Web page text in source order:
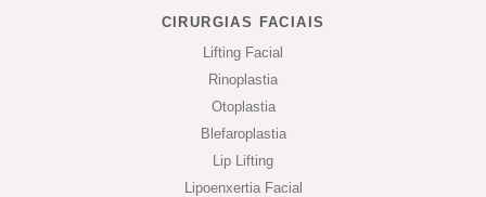
CIRURGIAS FACIAIS
Lifting Facial
Rinoplastia
Otoplastia
Blefaroplastia
Lip Lifting
Lipoenxertia Facial